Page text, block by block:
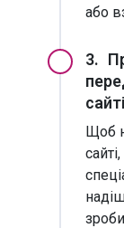
або
3.
сайті
Щоб